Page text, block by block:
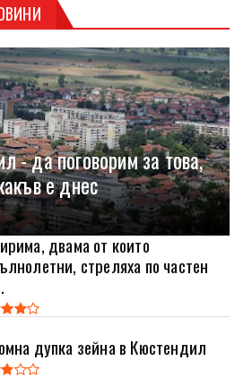
- да поговорим за това,
е днес
двама от които
стреляха по частен
дупка зейна в Кюстендил